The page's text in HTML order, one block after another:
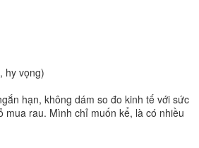
hy vọng)
hạn, không dám so đo kinh tế với sức
rau. Mình chỉ muốn kể, là có nhiều